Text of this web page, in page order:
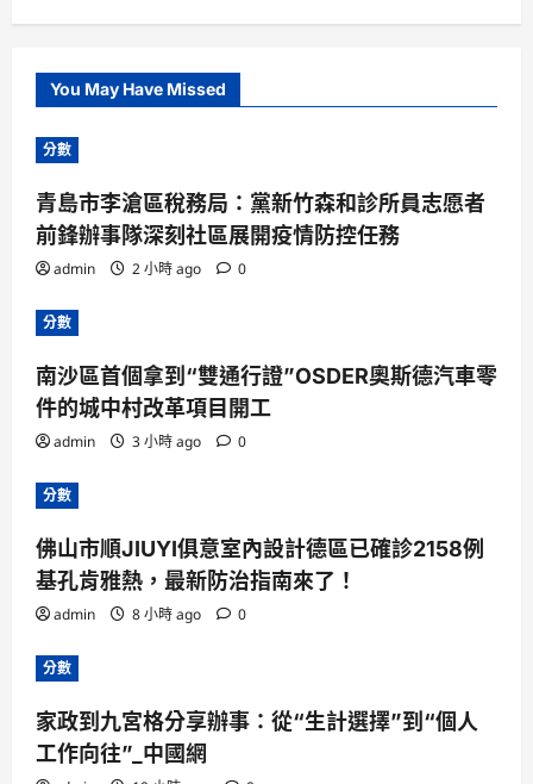
You May Have Missed
分數
青島市李滄區稅務局：黨新竹森和診所員志愿者
前鋒辦事隊深刻社區展開疫情防控任務
admin 2 小時 ago 0
分數
南沙區首個拿到“雙通行證”OSDER奧斯德汽車零
件的城中村改革項目開工
admin 3 小時 ago 0
分數
佛山市順JIUYI俱意室內設計德區已確診2158例
基孔肯雅熱，最新防治指南來了！
admin 8 小時 ago 0
分數
家政到九宮格分享辦事：從“生計選擇”到“個人
工作向往”_中國網